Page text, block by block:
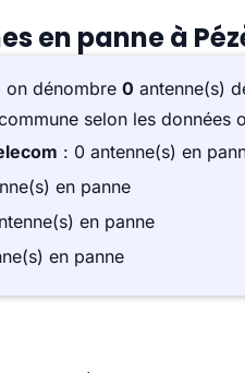
en panne à
dénombre 0 antenne(s)
selon les données
: 0 antenne(s) en
en panne
en panne
en panne